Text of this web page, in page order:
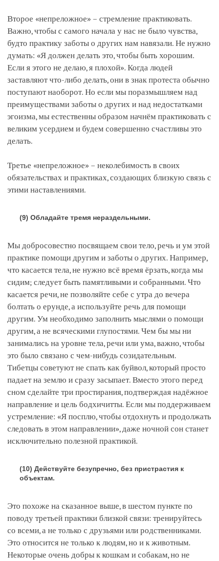
Второе «непреложное» – стремление практиковать.
Важно, чтобы с самого начала у нас не было чувства,
будто практику заботы о других нам навязали. Не нужно
думать: «Я должен делать это, чтобы быть хорошим.
Если я этого не делаю, я плохой». Когда людей
заставляют что-либо делать, они в знак протеста обычно
поступают наоборот. Но если мы поразмышляем над
преимуществами заботы о других и над недостатками
эгоизма, мы естественны образом начнём практиковать с
великим усердием и будем совершенно счастливы это
делать.
Третье «непреложное» – неколебимость в своих
обязательствах и практиках, создающих близкую связь с
этими наставлениями.
(9) Обладайте тремя нераздельными.
Мы добросовестно посвящаем свои тело, речь и ум этой
практике помощи другим и заботы о других. Например,
что касается тела, не нужно всё время ёрзать, когда мы
сидим; следует быть памятливыми и собранными. Что
касается речи, не позволяйте себе с утра до вечера
болтать о ерунде, а используйте речь для помощи
другим. Ум необходимо заполнить мыслями о помощи
другим, а не всяческими глупостями. Чем бы мы ни
занимались на уровне тела, речи или ума, важно, чтобы
это было связано с чем-нибудь созидательным.
Тибетцы советуют не спать как буйвол, который просто
падает на землю и сразу засыпает. Вместо этого перед
сном сделайте три простирания, подтверждая надёжное
направление и цель бодхичитты. Если мы поддерживаем
устремление: «Я посплю, чтобы отдохнуть и продолжать
следовать в этом направлении», даже ночной сон станет
исключительно полезной практикой.
(10) Действуйте безупречно, без пристрастия к
объектам.
Это похоже на сказанное выше, в шестом пункте по
поводу третьей практики близкой связи: тренируйтесь
со всеми, а не только с друзьями или родственниками.
Это относится не только к людям, но и к животным.
Некоторые очень добры к кошкам и собакам, но не